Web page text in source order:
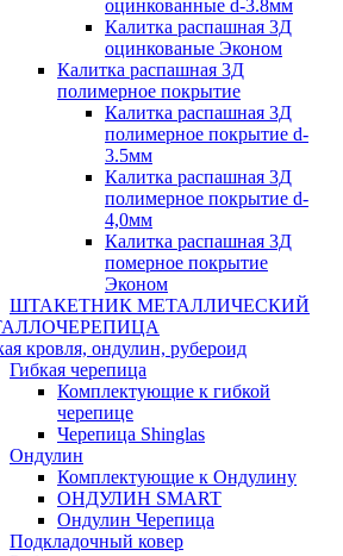
оцинкованные d-3.8мм
Калитка распашная 3Д
оцинкованые Эконом
Калитка распашная 3Д
полимерное покрытие
Калитка распашная 3Д
полимерное покрытие d-
3.5мм
Калитка распашная 3Д
полимерное покрытие d-
4,0мм
Калитка распашная 3Д
померное покрытие
Эконом
ШТАКЕТНИК МЕТАЛЛИЧЕСКИЙ
кровля, ондулин, рубероид
Гибкая черепица
Комплектующие к гибкой
черепице
Черепица Shinglas
Ондулин
Комплектующие к Ондулину
ОНДУЛИН SMART
Ондулин Черепица
Подкладочный ковер